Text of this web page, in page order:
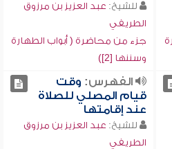
للشيخ: عبد العزيز بن مرزوق
الطريفي
جزء من محاضرة ( أبواب الطهارة
وسننها [2])
الفهرس: وقت
قيام المصلي للصلاة
عند إقامتها
للشيخ: عبد العزيز بن مرزوق
الطريفي